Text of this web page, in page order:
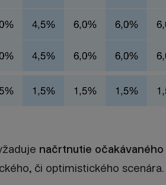
načrtnutie
či optimistického scenára.